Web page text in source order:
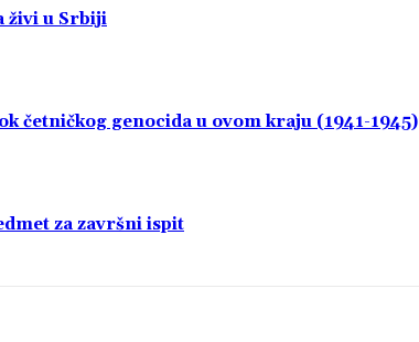
živi u Srbiji
četničkog genocida u ovom kraju (1941-1945)
za završni ispit